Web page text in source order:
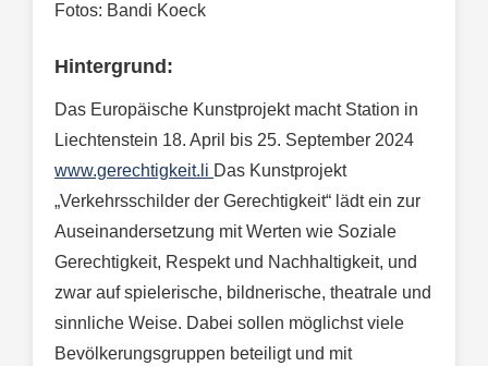
Fotos: Bandi Koeck
Hintergrund:
Das Europäische Kunstprojekt macht Station in
Liechtenstein 18. April bis 25. September 2024
www.gerechtigkeit.li Das Kunstprojekt
„Verkehrsschilder der Gerechtigkeit“ lädt ein zur
Auseinandersetzung mit Werten wie Soziale
Gerechtigkeit, Respekt und Nachhaltigkeit, und
zwar auf spielerische, bildnerische, theatrale und
sinnliche Weise. Dabei sollen möglichst viele
Bevölkerungsgruppen beteiligt und mit